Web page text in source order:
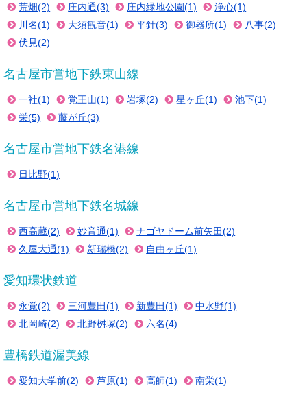
荒畑(2) 庄内通(3) 庄内緑地公園(1)
浄心(1)
川名(1)
大須観音(1) 平針(3) 御器所(1)
八事(2)
伏見(2)
名古屋市営地下鉄東山線
一社(1) 覚王山(1) 岩塚(2) 星ヶ丘(1)
池下(1)
栄(5)
藤が丘(3)
名古屋市営地下鉄名港線
日比野(1)
名古屋市営地下鉄名城線
西高蔵(2) 妙音通(1)
ナゴヤドーム前矢田(2)
久屋大通(1)
新瑞橋(2) 自由ヶ丘(1)
愛知環状鉄道
永覚(2) 三河豊田(1) 新豊田(1)
中水野(1)
北岡崎(2)
北野桝塚(2) 六名(4)
豊橋鉄道渥美線
愛知大学前(2) 芦原(1) 高師(1) 南栄(1)